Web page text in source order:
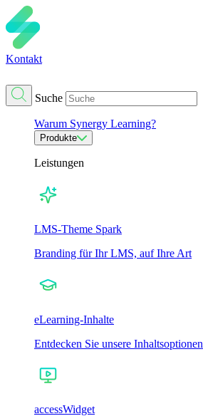
Kontakt
Suche
Warum Synergy Learning?
Produkte
Leistungen
LMS-Theme Spark
Branding für Ihr LMS, auf Ihre Art
eLearning-Inhalte
Entdecken Sie unsere Inhaltsoptionen
accessWidget